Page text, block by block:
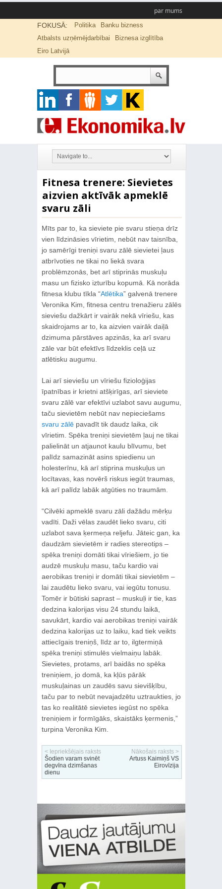
par mums
FOKUSĀ: Politika
Banku bizness
Atbalsts uzņēmējdarbībai
Biznesa izglītība
Eiro Latvijā
Fitnesa trenere: Sievietes
aizvien aktīvāk apmeklē
svaru zāli
Mīts par to, ka sieviete pie svaru stieņa drīz
vien līdzināsies vīrietim, nebūt nav taisnība,
jo samērīgi treniņi svaru zālē sievietei ļaus
atbrīvoties ne tikai no liekā svara
problēmzonās, bet arī stiprinās muskuļu
masu un fizisko izturību kopumā. Kā norāda
fitnesa klubu tīkla “Atlētika” galvenā trenere
Veronika Kim, fitnesa centru trenažieru zālēs
sieviešu dažkārt ir vairāk nekā vīriešu, kas
skaidrojams ar to, ka aizvien vairāk daiļā
dzimuma pārstāves apzinās, ka arī svaru
zāle var būt efektīvs līdzeklis ceļā uz
atlētisku augumu.
Lai arī sieviešu un vīriešu fizioloģijas
īpatnības ir krietni atšķirīgas, arī sieviete
svaru zālē var efektīvi uzlabot savu augumu,
taču sievietēm nebūt nav nepieciešams
svaru zālēpavadīt tik daudz laika, cik
vīrietim. Spēka treniņi sievietēm ļauj ne tikai
palielināt un atjaunot kaulu blīvumu, bet
palīdz samazināt asins spiedienu un
holesterīnu, kā arī stiprina muskuļus un
locītavas, kas novērš riskus iegūt traumas,
kā arī palīdz labāk atgūties no traumām.
“Cilvēki apmeklē svaru zāli dažādu mērķu
vadīti. Daži vēlas zaudēt lieko svaru, citi
uzlabot sava ķermeņa reljefu. Jāteic gan, ka
daudzām sievietēm ir radies stereotips –
spēka treniņi domāti tikai vīriešiem, jo tie
audzē muskuļu masu, taču kardio vai
aerobikas treniņi ir domāti tikai sievietēm –
lai zaudētu lieko svaru, vai iegūtu tonusu.
Tomēr ir būtiski saprast – muskuļi ir tie, kas
dedzina kalorijas visu 24 stundu laikā,
savukārt, kardio vai aerobikas treniņi vairāk
dedzina kalorijas uz to laiku, kad tiek veikts
attiecīgais treniņš, līdz ar to, ilgtermiņā
spēka treniņi stimulēs vielmaiņu labāk.
Sievietes, protams, arī baidās no spēka
treniņiem, jo domā, ka kļūs pārāk
muskuļainas un zaudēs savu sievišķību,
taču par to nebūt nevajadzētu uztraukties, jo
tas ko realitātē sievietes iegūst no spēka
treniņiem ir formīgāks, skaistāks ķermenis,”
turpina Veronika Kim.
< Iepriekšējais raksts
Šodien varam svinēt
degvīna dzimšanas
dienu
Nākošais raksts >
Artuss Kaimiņš VS
Eirovīzija